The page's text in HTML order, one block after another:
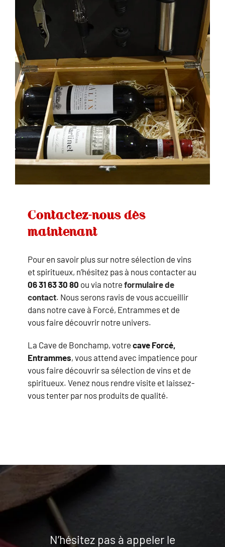
Contactez-nous dès
maintenant
Pour en savoir plus sur notre sélection de vins
et spiritueux, n’hésitez pas à nous contacter au
06 31 63 30 80 ou via notre formulaire de
contact. Nous serons ravis de vous accueillir
dans notre cave à Forcé, Entrammes et de
vous faire découvrir notre univers.
La Cave de Bonchamp, votre cave Forcé,
Entrammes, vous attend avec impatience pour
vous faire découvrir sa sélection de vins et de
spiritueux. Venez nous rendre visite et laissez-
vous tenter par nos produits de qualité.
N’hésitez pas à appeler le